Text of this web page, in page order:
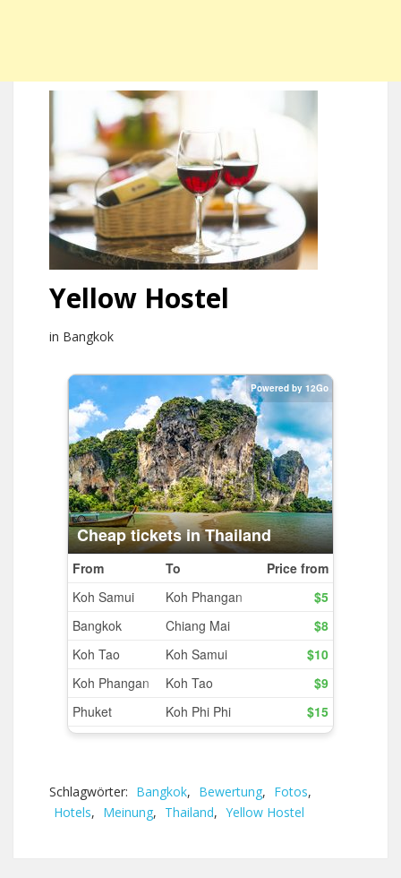
Yellow Hostel
in Bangkok
Schlagwörter: Bangkok, Bewertung, Fotos,
Hotels, Meinung, Thailand, Yellow Hostel